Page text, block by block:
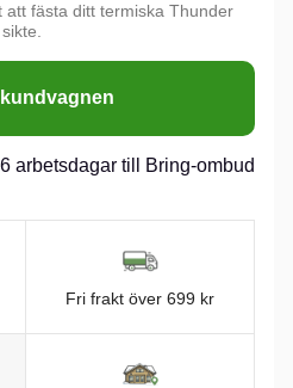
fästa ditt termiska Thunder
arbetsdagar till Bring-ombud
Fri frakt över 699 kr